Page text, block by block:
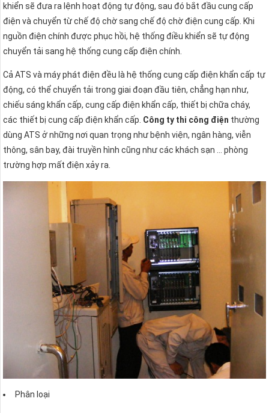
khiển sẽ đưa ra lệnh hoạt động tự động, sau đó bắt đầu cung cấp
điện và chuyển từ chế độ chờ sang chế độ chờ điện cung cấp. Khi
nguồn điện chính được phục hồi, hệ thống điều khiển sẽ tự động
chuyển tải sang hệ thống cung cấp điện chính.
Cả ATS và máy phát điện đều là hệ thống cung cấp điện khẩn cấp tự
động, có thể chuyển tải trong giai đoạn đầu tiên, chẳng hạn như,
chiếu sáng khẩn cấp, cung cấp điện khẩn cấp, thiết bị chữa cháy,
các thiết bị cung cấp điện khẩn cấp. Công ty thi công điện thường
dùng ATS ở những nơi quan trọng như bệnh viện, ngân hàng, viễn
thông, sân bay, đài truyền hình cũng như các khách sạn … phòng
trường hợp mất điện xảy ra.
Phân loại